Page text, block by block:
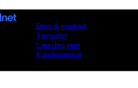
Børs & marked
Tjenester
Lær deg mer
Kundeservice